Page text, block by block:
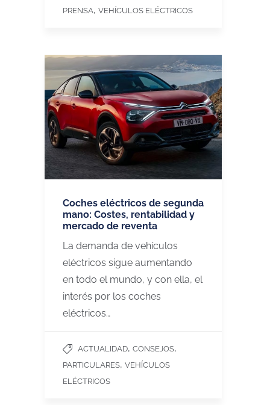
PRENSA, VEHÍCULOS ELÉCTRICOS
Coches eléctricos de segunda
mano: Costes, rentabilidad y
mercado de reventa
La demanda de vehículos
eléctricos sigue aumentando
en todo el mundo, y con ella, el
interés por los coches
eléctricos…
ACTUALIDAD, CONSEJOS,
PARTICULARES, VEHÍCULOS
ELÉCTRICOS